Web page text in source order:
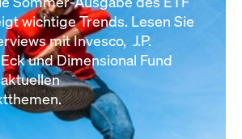
wichtige Trends. Lesen Sie
mit Invesco, J.P.
und Dimensional Fund